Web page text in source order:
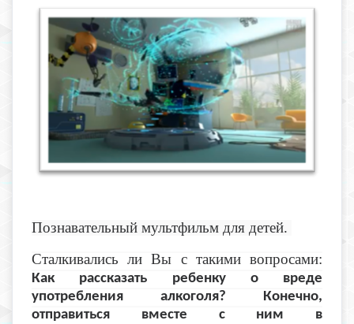
Познавательный мультфильм для детей.
Сталкивались ли Вы с такими вопросами:
Как рассказать ребенку о вреде
употребления алкоголя? Конечно,
отправиться вместе с ним в